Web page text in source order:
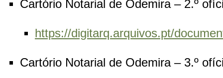
Cartório Notarial de Odemira – 2.º
https://digitarq.arquivos.pt/
Cartório Notarial de Odemira – 3.º